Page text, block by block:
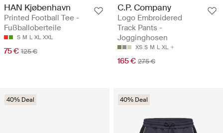
HAN Kjøbenhavn
Printed Football Tee -
Fußballoberteile
S M L XL XXL
75 € 125 €
C.P. Company
Logo Embroidered
Track Pants -
Jogginghosen
XS S M L XL
165 € 275 €
40% Deal 40% Deal